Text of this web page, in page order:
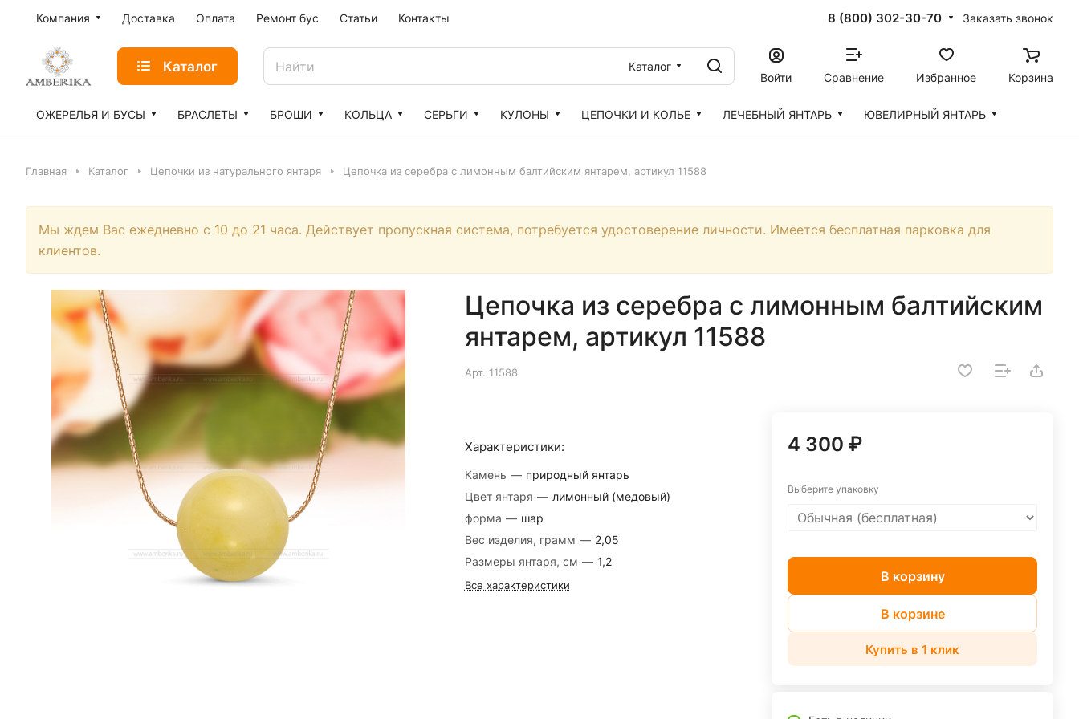
Компания Доставка Оплата Ремонт бус Статьи Контакты 8 (800) 302-30-70 Заказать звонок
Каталог
Каталог
Войти
Сравнение Избранное Корзина
ОЖЕРЕЛЬЯ И БУСЫ БРАСЛЕТЫ БРОШИ КОЛЬЦА СЕРЬГИ КУЛОНЫ ЦЕПОЧКИ И КОЛЬЕ ЛЕЧЕБНЫЙ ЯНТАРЬ ЮВЕЛИРНЫЙ ЯНТАРЬ
Главная Каталог Цепочки из натурального янтаря Цепочка из серебра с лимонным балтийским янтарем, артикул 11588
Мы ждем Вас ежедневно с 10 до 21 часа. Действует пропускная система, потребуется удостоверение личности. Имеется бесплатная парковка для
клиентов.
Цепочка из серебра с лимонным балтийским
янтарем, артикул 11588
Арт. 11588
Характеристики:
Камень — природный янтарь
Цвет янтаря — лимонный (медовый)
форма — шар
Вес изделия, грамм — 2,05
Размеры янтаря, см — 1,2
Все характеристики
4 300 ₽
Выберите упаковку
В корзину
В корзине
Купить в 1 клик